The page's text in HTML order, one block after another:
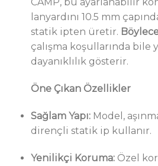
CAMP, bu ayarlanabilir
lanyardını 10.5 mm
statik ipten üretir.
çalışma koşullarında bile
dayanıklılık gösterir.
Öne Çıkan Özellikler
Sağlam Yapı:Model,
dirençli statik ip kullanır.
Yenilikçi Koruma:Özel